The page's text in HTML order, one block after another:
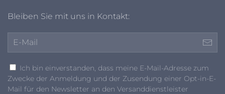
Bleiben Sie mit uns in Kontakt:
Ich bin einverstanden, dass meine E-Mail-Adresse zum
Zwecke der Anmeldung und der Zusendung einer Opt-in-E-
Mail für den Newsletter an den Versanddienstleister